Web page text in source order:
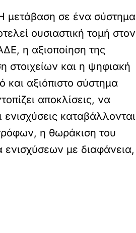
μετάβαση σε ένα σύστημα
ουσιαστική τομή στον
η αξιοποίηση της
στοιχείων και η ψηφιακή
και αξιόπιστο σύστημα
αποκλίσεις, να
καταβάλλονται
η θωράκιση του
με διαφάνεια,